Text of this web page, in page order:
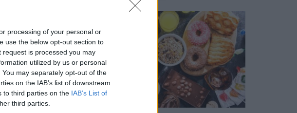
processing of your personal or
use the below opt-out section to
is processed you may
utilized by us or personal
may separately opt-out of the
on the IAB’s list of downstream
to third parties on the IAB’s List of
third parties.